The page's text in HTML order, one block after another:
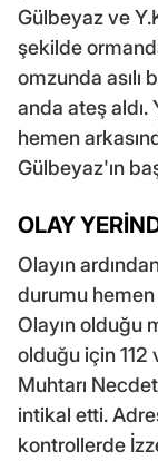
Gülbeyaz ve
şekilde
omzunda asılı
anda ateş
hemen
Gülbeyaz'ın
OLAY
Olayın
durumu
Olayın olduğu
olduğu için
Muhtarı
intikal etti.
kontrollerde